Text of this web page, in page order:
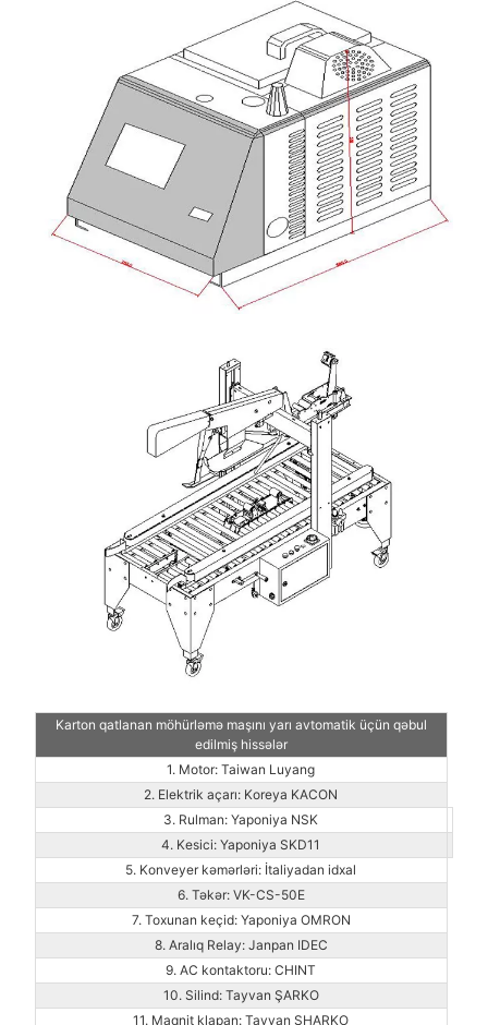
Karton qatlanan möhürləmə maşını yarı avtomatik üçün qəbul
edilmiş hissələr
1. Motor: Taiwan Luyang
2. Elektrik açarı: Koreya KACON
3. Rulman: Yaponiya NSK
4. Kesici: Yaponiya SKD11
5. Konveyer kəmərləri: İtaliyadan idxal
6. Təkər: VK-CS-50E
7. Toxunan keçid: Yaponiya OMRON
8. Aralıq Relay: Janpan IDEC
9. AC kontaktoru: CHINT
10. Silind: Tayvan ŞARKO
11. Maqnit klapan: Tayvan SHARKO